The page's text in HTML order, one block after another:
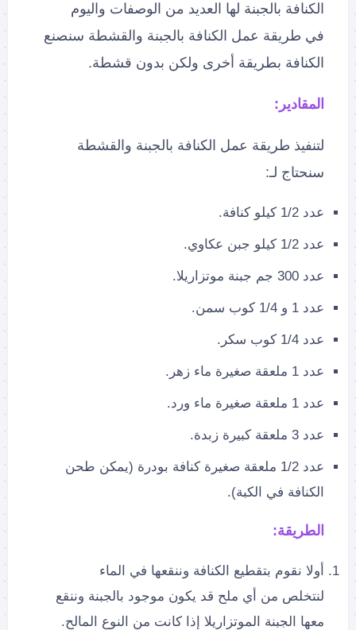
الكنافة بالجبنة لها العديد من الوصفات واليوم
في طريقة عمل الكنافة بالجبنة والقشطة سنصنع
الكنافة بطريقة أخرى ولكن بدون قشطة.
المقادير:
لتنفيذ طريقة عمل الكنافة بالجبنة والقشطة
سنحتاج لـ:
عدد 1/2 كيلو كنافة.
عدد 1/2 كيلو جبن عكاوي.
عدد 300 جم جبنة موتزاريلا.
عدد 1 و 1/4 كوب سمن.
عدد 1/4 كوب سكر.
عدد 1 ملعقة صغيرة ماء زهر.
عدد 1 ملعقة صغيرة ماء ورد.
عدد 3 ملعقة كبيرة زبدة.
عدد 1/2 ملعقة صغيرة كنافة بودرة (يمكن طحن
الكنافة في الكبة).
الطريقة:
أولا نقوم بتقطيع الكنافة وننقعها في الماء
لنتخلص من أي ملح قد يكون موجود بالجبنة وننقع
معها الجبنة الموتزاريلا إذا كانت من النوع المالح.